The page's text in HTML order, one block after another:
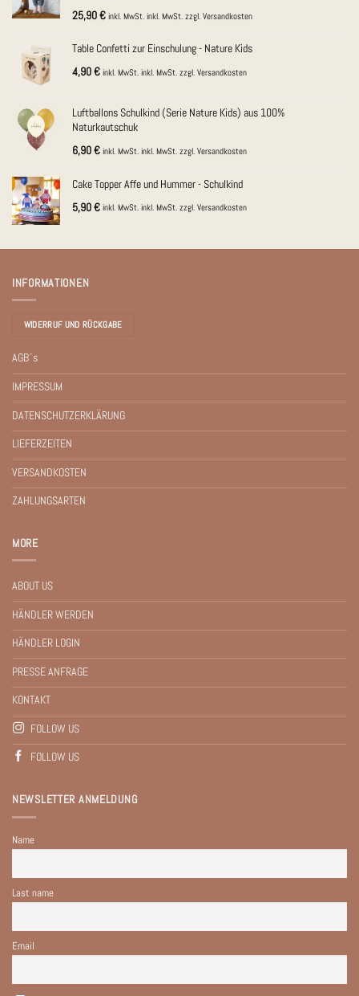
25,90€ inkl. MwSt. inkl. MwSt. zzgl. Versandkosten
Table Confetti zur Einschulung - Nature Kids
4,90€ inkl. MwSt. inkl. MwSt. zzgl. Versandkosten
Luftballons Schulkind (Serie Nature Kids) aus 100%
Naturkautschuk
6,90€ inkl. MwSt. inkl. MwSt. zzgl. Versandkosten
Cake Topper Affe und Hummer - Schulkind
5,90€ inkl. MwSt. inkl. MwSt. zzgl. Versandkosten
INFORMATIONEN
WIDERRUF UND RÜCKGABE
AGB´s
IMPRESSUM
DATENSCHUTZERKLÄRUNG
LIEFERZEITEN
VERSANDKOSTEN
ZAHLUNGSARTEN
MORE
ABOUT US
HÄNDLER WERDEN
HÄNDLER LOGIN
PRESSE ANFRAGE
KONTAKT
FOLLOW US
FOLLOW US
NEWSLETTER ANMELDUNG
Name
Last name
Email